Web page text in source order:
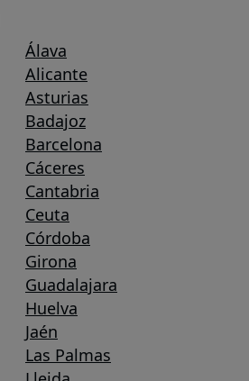
Álava
Alicante
Asturias
Badajoz
Barcelona
Cáceres
Cantabria
Ceuta
Córdoba
Girona
Guadalajara
Huelva
Jaén
Las Palmas